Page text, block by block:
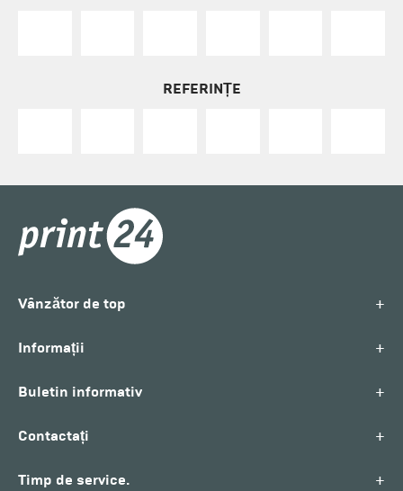
REFERINȚE
Vânzător de top +
Informații +
Buletin informativ +
Contactați +
Timp de service. +